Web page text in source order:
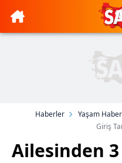
Haberler Yaşam
Giriş
Ailesinden